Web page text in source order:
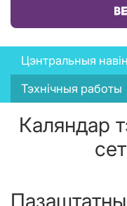
News
menu
Цэнтральныя
Тэхнічныя работы
Каляндар